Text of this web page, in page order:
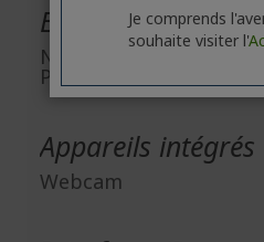
Extensions
Nombre de slots
PCI Express x16
Appareils intégrés
Webcam
Je comprends
souhaite visiter l'